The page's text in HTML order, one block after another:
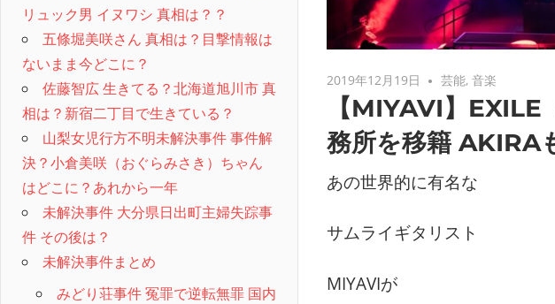
2019年12月19日 芸能,音楽
【MIYAVI】
務所を移籍 AKIRA
あの世界的に有名な
サムライギタリスト
MIYAVIが
リュック男 イヌワシ 真相は？？
五條堀美咲さん 真相は？目撃情報は
ないまま今どこに？
佐藤智広 生きてる？北海道旭川市 真
相は？新宿二丁目で生きている？
山梨女児行方不明未解決事件 事件解
決？小倉美咲（おぐらみさき）ちゃん
はどこに？あれから一年
未解決事件 大分県日出町主婦失踪事
件 その後は？
未解決事件まとめ
みどり荘事件 冤罪で逆転無罪 国内